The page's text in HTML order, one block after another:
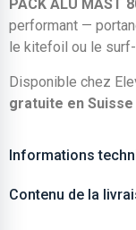
PACK ALU MAST
performant —
le kitefoil ou le
Disponible chez
gratuite en Suisse
Informations
Contenu de la